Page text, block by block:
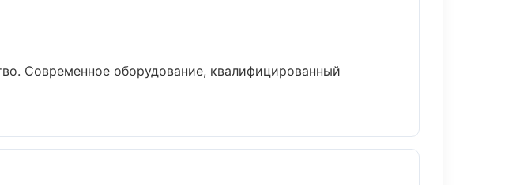
Современное оборудование, квалифицированный